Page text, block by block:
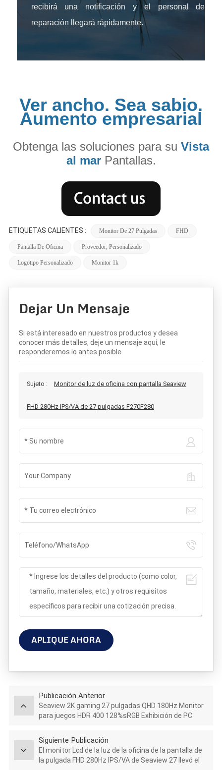
recibirá una notificación y el personal de
reparación llegará rápidamente.
Ver ancho. Sea sabio.
Aumento empresarial
Obtenga las soluciones para su Vista
al marPantallas.
ETIQUETAS CALIENTES : Monitor De 27 Pulgadas FHD
Pantalla De Oficina Proveedor, Personalizado
Logotipo Personalizado Monitor 1k
Dejar Un Mensaje
Si está interesado en nuestros productos y desea
conocer más detalles, deje un mensaje aquí, le
responderemos lo antes posible.
Sujeto : Monitor de luz de oficina con pantalla Seaview
FHD 280Hz IPS/VA de 27 pulgadas F270F280
APLIQUE AHORA
Publicación Anterior
Seaview 2K gaming 27 pulgadas QHD 180Hz Monitor
para juegos HDR 400 128%sRGB Exhibición de PC
Siguiente Publicación
El monitor Lcd de la luz de la oficina de la pantalla de
la pulgada FHD 280Hz IPS/VA de Seaview 27 llevó el